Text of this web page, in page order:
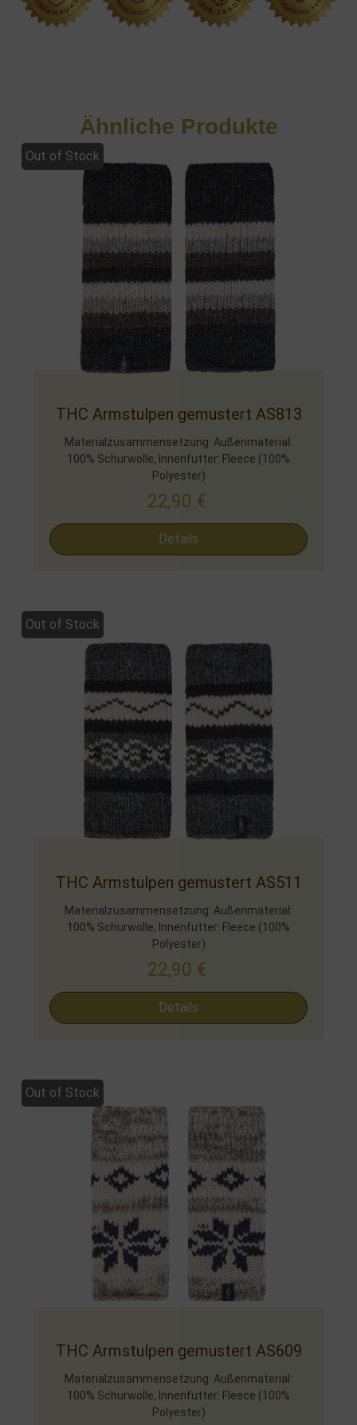
Ähnliche Produkte
Out of Stock
THC Armstulpen gemustert AS813
Materialzusammensetzung: Außenmaterial:
100% Schurwolle, Innenfutter: Fleece (100%
Polyester)
22,90 €
Details
Out of Stock
THC Armstulpen gemustert AS511
Materialzusammensetzung: Außenmaterial:
100% Schurwolle, Innenfutter: Fleece (100%
Polyester)
22,90 €
Details
Out of Stock
THC Armstulpen gemustert AS609
Materialzusammensetzung: Außenmaterial:
100% Schurwolle, Innenfutter: Fleece (100%
Polyester)